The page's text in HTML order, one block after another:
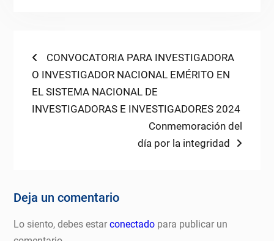
Navegación
de
entradas
Previous
post:
CONVOCATORIA PARA INVESTIGADORA
O INVESTIGADOR NACIONAL EMÉRITO EN
EL SISTEMA NACIONAL DE
INVESTIGADORAS E INVESTIGADORES 2024
Next
post:
Conmemoración del
día por la integridad
Deja un comentario
Lo siento, debes estarconectadopara publicar un